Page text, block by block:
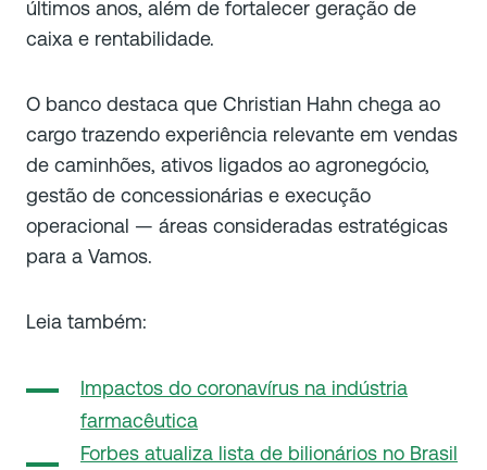
últimos anos, além de fortalecer geração de
caixa e rentabilidade.
O banco destaca que Christian Hahn chega ao
cargo trazendo experiência relevante em vendas
de caminhões, ativos ligados ao agronegócio,
gestão de concessionárias e execução
operacional — áreas consideradas estratégicas
para a Vamos.
Leia também:
Impactos do coronavírus na indústria
farmacêutica
Forbes atualiza lista de bilionários no Brasil